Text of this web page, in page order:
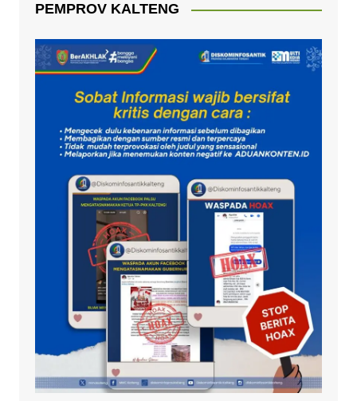
PEMPROV KALTENG